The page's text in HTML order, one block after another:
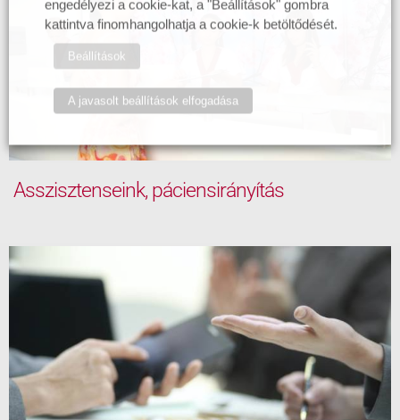
Asszisztenseink, páciensirányítás
engedélyezi a cookie-kat, a "Beállítások" gombra
kattintva finomhangolhatja a cookie-k betöltődését.
Beállítások
A javasolt beállítások elfogadása